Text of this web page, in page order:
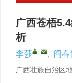
广西苍梧
析
李莎 , , 阎春
广西壮族自治区